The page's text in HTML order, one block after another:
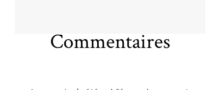
Commentaires